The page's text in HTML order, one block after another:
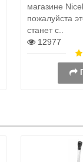
магазине
пожалуйста
станет с..
12977